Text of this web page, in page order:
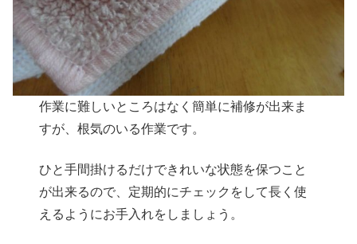
作業に難しいところはなく簡単に補修が出来ま
すが、根気のいる作業です。
ひと手間掛けるだけできれいな状態を保つこと
が出来るので、定期的にチェックをして長く使
えるようにお手入れをしましょう。